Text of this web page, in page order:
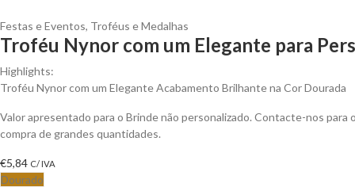
Festas e Eventos, Troféus e Medalhas
Troféu Nynor com um Elegante para
Highlights:
Troféu Nynor com um Elegante Acabamento Brilhante na Cor Dourada
Valor apresentado para o Brinde não personalizado. Contacte-nos para
compra de grandes quantidades.
€5,84 C/ IVA
Dourado